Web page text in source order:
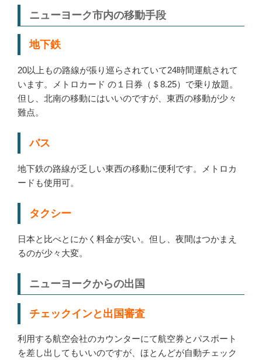
ニューヨーク市内の移動手段
地下鉄
20以上もの路線が張り巡らされていて24時間運航されて
います。メトロカード の１日券（＄8.25）で乗り放題。
但し、北南の移動にはいいのですが、東西の移動が少々
難点。
バス
地下鉄の路線が乏しい東西の移動に便利です。メトロカ
ードも使用可。
タクシー
日本と比べとにかく料金が安い。但し、夜間はつかまえ
るのが少々大変。
ニューヨークからの出国
チェックインと出国審査
利用する航空会社のカウンターにて航空券とパスポート
を差し出してもいいのですが、ほとんどが自動チェック